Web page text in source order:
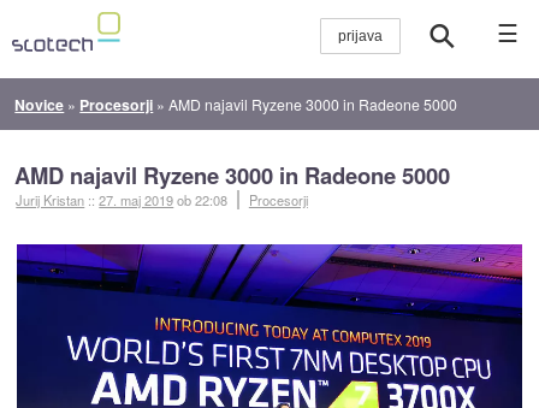
☰
Novice » Procesorji »AMD najavil Ryzene 3000 in Radeone 5000
AMD najavil Ryzene 3000 in Radeone 5000
Jurij Kristan ::27. maj 2019ob 22:08 Procesorji